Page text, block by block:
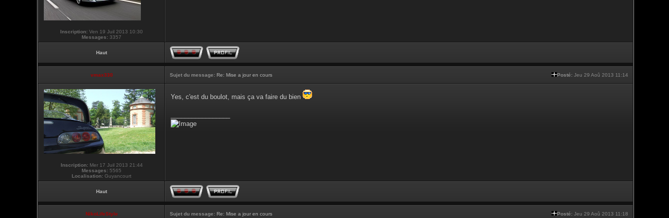
Inscription: Ven 19 Juil 2013 10:30
Messages: 3357
Haut
vmax330 Sujet du message: Re: Mise a jour en cours Posté: Jeu 29 Aoû 2013 11:14
Inscription:Mer 17 Juil 2013 21:44
Messages: 5565
Localisation: Guyancourt
Yes, c'est du boulot, mais ça va faire du bien
Haut
NikoLifeStyle Sujet du message: Re: Mise a jour en cours Posté: Jeu 29 Aoû 2013 11:18